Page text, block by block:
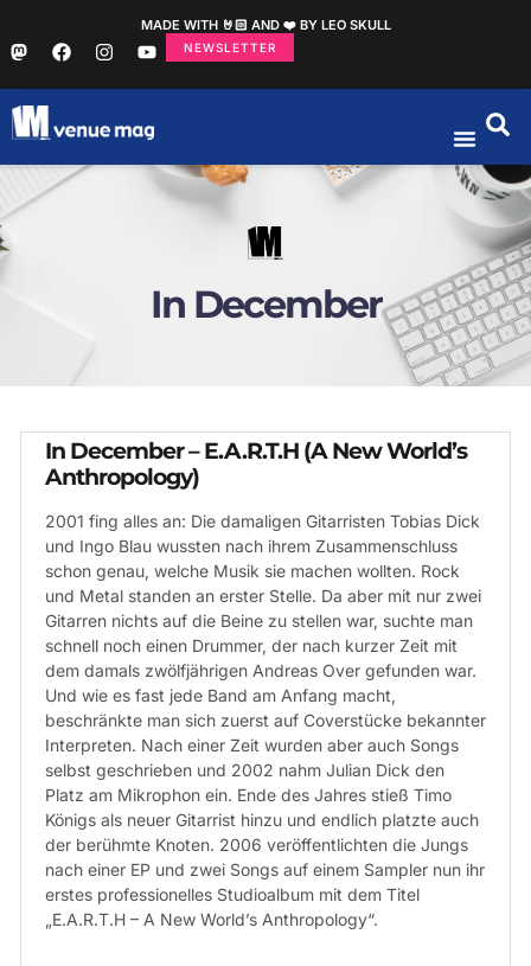
MADE WITH 🤘🏻 AND ❤️ BY LEO SKULL
NEWSLETTER
In December
In December – E.A.R.T.H (A New World’s
Anthropology)
2001 fing alles an: Die damaligen Gitarristen Tobias Dick
und Ingo Blau wussten nach ihrem Zusammenschluss
schon genau, welche Musik sie machen wollten. Rock
und Metal standen an erster Stelle. Da aber mit nur zwei
Gitarren nichts auf die Beine zu stellen war, suchte man
schnell noch einen Drummer, der nach kurzer Zeit mit
dem damals zwölfjährigen Andreas Over gefunden war.
Und wie es fast jede Band am Anfang macht,
beschränkte man sich zuerst auf Coverstücke bekannter
Interpreten. Nach einer Zeit wurden aber auch Songs
selbst geschrieben und 2002 nahm Julian Dick den
Platz am Mikrophon ein. Ende des Jahres stieß Timo
Königs als neuer Gitarrist hinzu und endlich platzte auch
der berühmte Knoten. 2006 veröffentlichten die Jungs
nach einer EP und zwei Songs auf einem Sampler nun ihr
erstes professionelles Studioalbum mit dem Titel
„E.A.R.T.H – A New World’s Anthropology“.